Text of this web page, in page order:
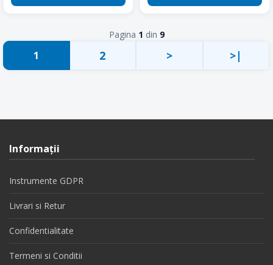
Pagina 1 din 9
1 2 > >|
Informaţii
Instrumente GDPR
Livrari si Retur
Confidentialitate
Termeni si Conditii